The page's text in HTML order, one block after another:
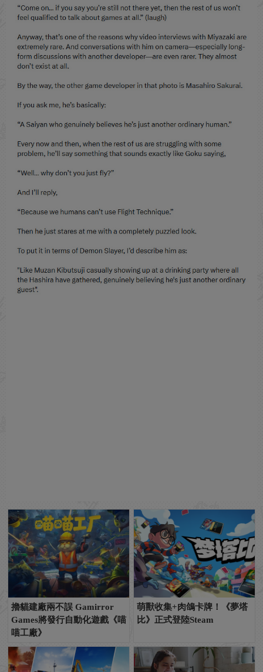
擼貓建廠兩不誤 Gamirror
Games將發行自動化遊戲《喵
喵工廠》
萌獸收集+肉鴿卡牌！《夢塔
比》正式登陸Steam